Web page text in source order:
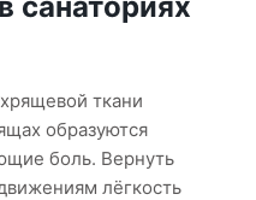
ткани
образуются
боль. Вернуть
лёгкость